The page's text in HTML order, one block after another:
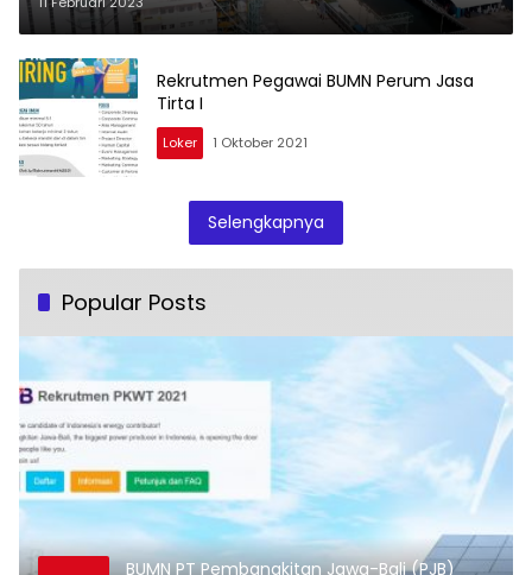
Rekrutmen Pegawai BUMN Perum Jasa
Tirta I
Loker 1 Oktober 2021
Selengkapnya
Popular Posts
BUMN PT Pembangkitan Jawa-Bali (PJB)